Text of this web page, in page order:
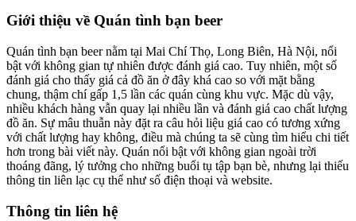
Giới thiệu về Quán tình bạn beer
Quán tình bạn beer nằm tại Mai Chí Thọ, Long Biên, Hà Nội, nổi
bật với không gian tự nhiên được đánh giá cao. Tuy nhiên, một số
đánh giá cho thấy giá cả đồ ăn ở đây khá cao so với mặt bằng
chung, thậm chí gấp 1,5 lần các quán cùng khu vực. Mặc dù vậy,
nhiều khách hàng vẫn quay lại nhiều lần và đánh giá cao chất lượng
đồ ăn. Sự mâu thuẫn này đặt ra câu hỏi liệu giá cao có tương xứng
với chất lượng hay không, điều mà chúng ta sẽ cùng tìm hiểu chi tiết
hơn trong bài viết này. Quán nổi bật với không gian ngoài trời
thoáng đãng, lý tưởng cho những buổi tụ tập bạn bè, nhưng lại thiếu
thông tin liên lạc cụ thể như số điện thoại và website.
Thông tin liên hệ